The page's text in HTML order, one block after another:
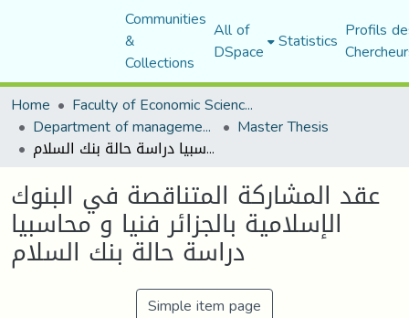
Communities
&
Collections
All of
DSpace Statistics Profils
Home
Faculty of Economic Sciences, Commerce and Management Sciences
Department of management sciences Master Thesis
عقد المشاركة المتناقصة في البنوك الإسلامية بالجزائر فنيا و محاسبيا دراسة حالة بنك السلام
عقد المشاركة المتناقصة في البنوك
الإسلامية بالجزائر فنيا و محاسبيا
دراسة حالة بنك السلام
Simple item page